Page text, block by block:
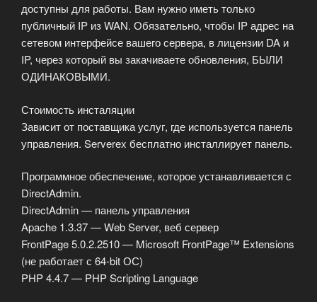
доступны для работы. Вам нужно иметь только
публичный IP из WAN. Обязательно, чтобы IP адрес на
сетевом интерфейсе вашего сервера, в лицензии DA и
IP, через который вы закачиваете обновления, БЫЛИ
ОДИНАКОВЫМИ.
Стоимость инсталяции
Зависит от поставщика услуг, где используется панель
управления. Serverex бесплатно инсталлирует панель.
Программное обеспечение, которое устанавливается с
DirectAdmin.
DirectAdmin — панель управления
Apache 1.3.37 — Web Server, веб сервер
FrontPage 5.0.2.2510 — Microsoft FrontPage™ Extensions
(не работает с 64-bit ОС)
PHP 4.4.7 — PHP Scripting Language